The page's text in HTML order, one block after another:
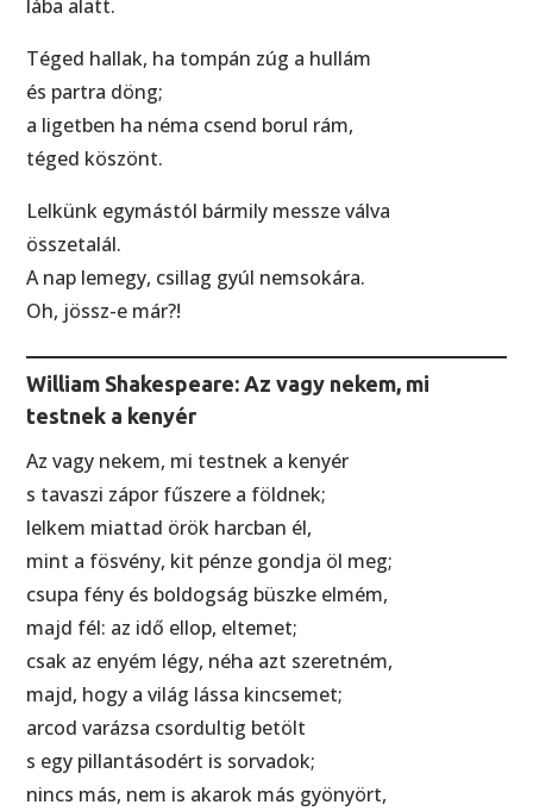
lába alatt.
Téged hallak, ha tompán zúg a hullám
és partra döng;
a ligetben ha néma csend borul rám,
téged köszönt.
Lelkünk egymástól bármily messze válva
összetalál.
A nap lemegy, csillag gyúl nemsokára.
Oh, jössz-e már?!
William Shakespeare: Az vagy nekem, mi
testnek a kenyér
Az vagy nekem, mi testnek a kenyér
s tavaszi zápor fűszere a földnek;
lelkem miattad örök harcban él,
mint a fösvény, kit pénze gondja öl meg;
csupa fény és boldogság büszke elmém,
majd fél: az idő ellop, eltemet;
csak az enyém légy, néha azt szeretném,
majd, hogy a világ lássa kincsemet;
arcod varázsa csordultig betölt
s egy pillantásodért is sorvadok;
nincs más, nem is akarok más gyönyört,